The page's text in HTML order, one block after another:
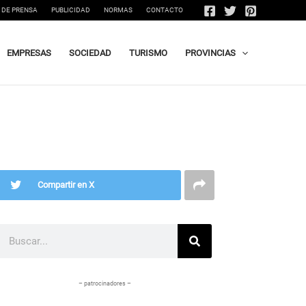
PRENSA PUBLICIDAD NORMAS CONTACTO
EMPRESAS SOCIEDAD TURISMO PROVINCIAS
Compartir en X
– patrocinadores –